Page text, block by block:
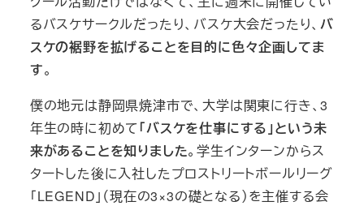
るバスケサークルだったり、バスケ大会だったり、バ
スケの裾野を拡げることを目的に色々企画してま
す。
僕の地元は静岡県焼津市で、大学は関東に行き、3
年生の時に初めて「バスケを仕事にする」という未
来があることを知りました。学生インターンからス
タートした後に入社したプロストリートボールリーグ
「LEGEND」（現在の3×3の礎となる）を主催する会